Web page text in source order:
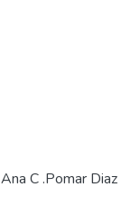
Ana C .Pomar